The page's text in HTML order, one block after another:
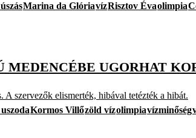
Marina da GlóriavízRisztov Évaolimpia
MEDENCÉBE UGORHAT
szervezők elismerték, hibával tetézték a hibát.
Kormos Villőzöld vízolimpiavízminőség